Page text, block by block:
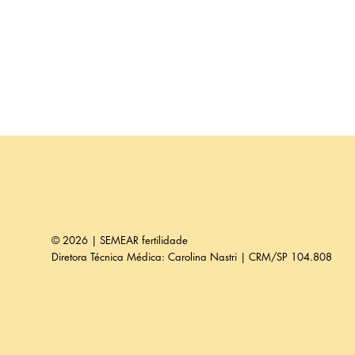
© 2026 | SEMEAR fertilidade
Diretora Técnica Médica: Carolina Nastri | CRM/SP 104.808